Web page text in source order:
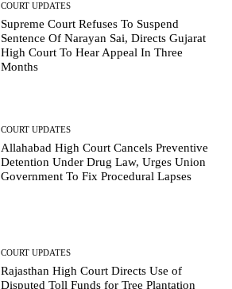
COURT UPDATES
Supreme Court Refuses To Suspend
Sentence Of Narayan Sai, Directs Gujarat
High Court To Hear Appeal In Three
Months
COURT UPDATES
Allahabad High Court Cancels Preventive
Detention Under Drug Law, Urges Union
Government To Fix Procedural Lapses
COURT UPDATES
Rajasthan High Court Directs Use of
Disputed Toll Funds for Tree Plantation